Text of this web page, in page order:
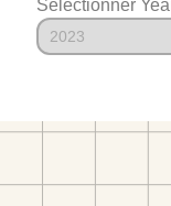
Sélectionner